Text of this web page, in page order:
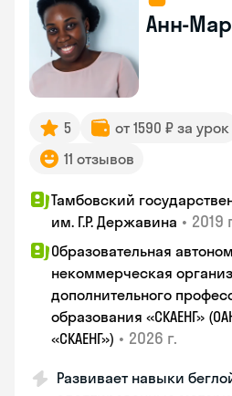
Анн-
5 от 1590 ₽ за урок
11 отзывов
Тамбовский
им. Г.Р. Державина • 2019
Образовательная
некоммерческая
дополнительного
образования «СКАЕНГ»
«СКАЕНГ») • 2026 г.
Развивает навыки